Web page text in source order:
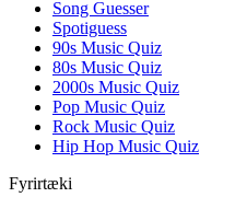
Song Guesser
Spotiguess
90s Music Quiz
80s Music Quiz
2000s Music Quiz
Pop Music Quiz
Rock Music Quiz
Hip Hop Music Quiz
Fyrirtæki